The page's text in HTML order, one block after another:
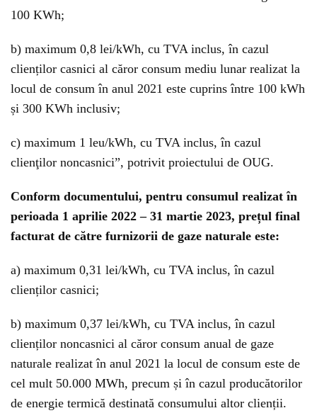
100 KWh;
b) maximum 0,8 lei/kWh, cu TVA inclus, în cazul
clienților casnici al căror consum mediu lunar realizat la
locul de consum în anul 2021 este cuprins între 100 kWh
și 300 KWh inclusiv;
c) maximum 1 leu/kWh, cu TVA inclus, în cazul
clienţilor noncasnici”, potrivit proiectului de OUG.
Conform documentului, pentru consumul realizat în
perioada 1 aprilie 2022 – 31 martie 2023, prețul final
facturat de către furnizorii de gaze naturale este:
a) maximum 0,31 lei/kWh, cu TVA inclus, în cazul
clienților casnici;
b) maximum 0,37 lei/kWh, cu TVA inclus, în cazul
clienților noncasnici al căror consum anual de gaze
naturale realizat în anul 2021 la locul de consum este de
cel mult 50.000 MWh, precum și în cazul producătorilor
de energie termică destinată consumului altor clienții.